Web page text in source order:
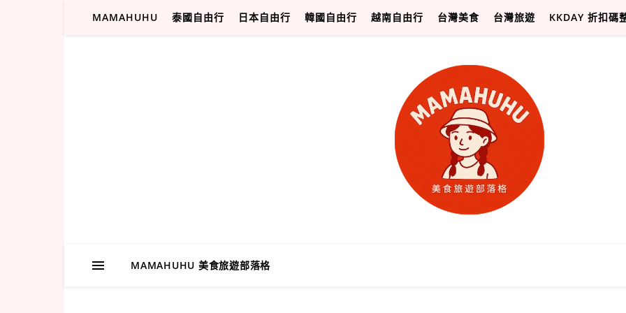
MAMAHUHU 泰國自由行 日本自由行 韓國自由行 越南自由行 台灣美食 台灣旅遊 KKDAY 折扣碼
MAMAHUHU 美食旅遊部落格